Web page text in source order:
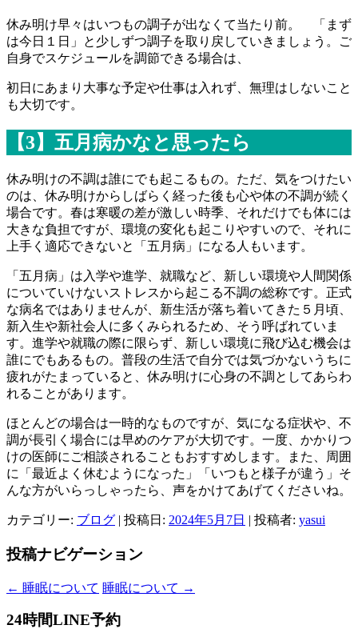
休み明け早々はいつもの調子が出なくて当たり前。 「まず
は今日１日」と少しずつ調子を取り戻していきましょう。ご
自身でスケジュールを調節できる場合は、
初日にあまり大事な予定や仕事は入れず、無理はしないこと
も大切です。
【3】五月病かなと思ったら
休み明けの不調は誰にでも起こるもの。ただ、気をつけたい
のは、休み明けからしばらく経った後も心や体の不調が続く
場合です。春は寒暖の差が激しい時季、それだけでも体には
大きな負担ですが、環境の変化も起こりやすいので、それに
上手く適応できないと「五月病」になる人もいます。
「五月病」は入学や進学、就職など、新しい環境や人間関係
についていけないストレスから起こる不調の総称です。正式
な病名ではありませんが、新生活が落ち着いてきた５月頃、
新入生や新社会人に多くみられるため、そう呼ばれていま
す。進学や就職の際に限らず、新しい環境に飛び込む機会は
誰にでもあるもの。普段の生活で自分では気づかないうちに
疲れがたまっていると、休み明けに心身の不調としてあらわ
れることがあります。
ほとんどの場合は一時的なものですが、気になる症状や、不
調が長引く場合には早めのケアが大切です。一度、かかりつ
けの医師にご相談されることもおすすめします。また、周囲
に「最近よく休むようになった」「いつもと様子が違う」そ
んな方がいらっしゃったら、声をかけてあげてくださいね。
カテゴリー: ブログ | 投稿日: 2024年5月7日 | 投稿者: yasui
投稿ナビゲーション
← 睡眠について 睡眠について →
24時間LINE予約